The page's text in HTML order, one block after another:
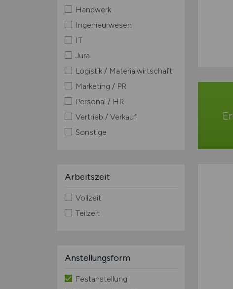
Handwerk
Ingenieurwesen
IT
Jura
Logistik / Materialwirtschaft
Marketing / PR
Personal / HR
Vertrieb / Verkauf
Sonstige
Arbeitszeit
Vollzeit
Teilzeit
Anstellungsform
Festanstellung